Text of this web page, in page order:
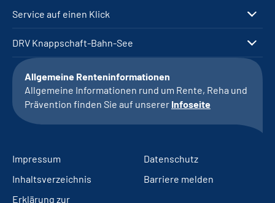
Service auf einen Klick
DRV Knappschaft-Bahn-See
Allgemeine Renteninformationen
Allgemeine Informationen rund um Rente, Reha und
Prävention finden Sie auf unserer Infoseite
Impressum
Datenschutz
Inhaltsverzeichnis
Barriere melden
Erklärung zur